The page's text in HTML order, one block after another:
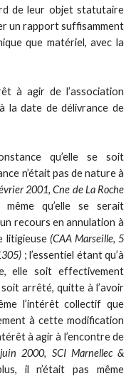
de leur objet statutaire
un rapport suffisamment
que matériel, avec la
à agir de l’association
la date de délivrance de
qu’elle se soit
n’était pas de nature à
2001, Cne de La Roche
qu’elle se serait
recours en annulation à
litigieuse (CAA Marseille, 5
; l’essentiel étant qu’à
elle soit effectivement
arrêté, quitte à l’avoir
l’intérêt collectif que
à cette modification
à agir à l’encontre de
2000, SCI Marnellec &
il n’était pas même